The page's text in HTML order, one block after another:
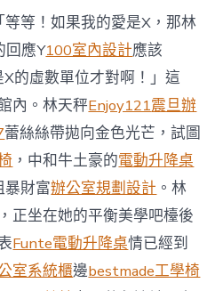
商
場
投
資
防
御
價
值
凸
顯 億
嵐
室
內
設
計
過
「等等！如果我的愛是X，那林
回應Y100室內設計應該
X的虛數單位才對啊！」這
內。林天秤Enjoy121震旦辦
蕾絲絲帶拋向金色光芒，試圖
，中和牛土豪的電動升降桌
暴財富辦公室規劃設計 。林
正坐在她的平衡美學吧檯後
Funte電動升降桌情已經到
室系統櫃邊bestmade工學椅